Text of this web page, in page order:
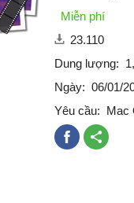
Miễn phí
23.110
Dung lượng:
Ngày: 06/01/
Yêu cầu: Mac